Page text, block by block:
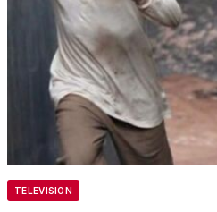
TELEVISION